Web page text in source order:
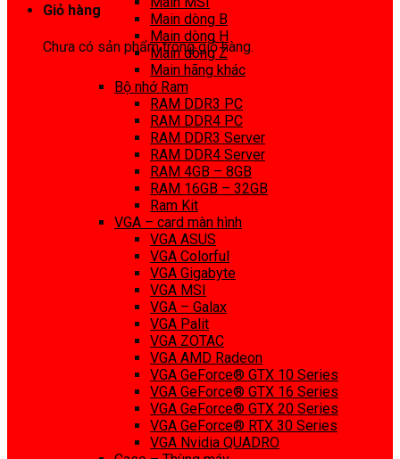
Giỏ hàng
Chưa có sản phẩm trong giỏ hàng.
Main dòng B
Main dòng H
Main dòng Z
Main hãng khác
Bộ nhớ Ram
RAM DDR3 PC
RAM DDR4 PC
RAM DDR3 Server
RAM DDR4 Server
RAM 4GB – 8GB
RAM 16GB – 32GB
Ram Kit
VGA – card màn hình
VGA ASUS
VGA Colorful
VGA Gigabyte
VGA MSI
VGA – Galax
VGA Palit
VGA ZOTAC
VGA AMD Radeon
VGA GeForce® GTX 10 Series
VGA GeForce® GTX 16 Series
VGA GeForce® GTX 20 Series
VGA GeForce® RTX 30 Series
VGA Nvidia QUADRO